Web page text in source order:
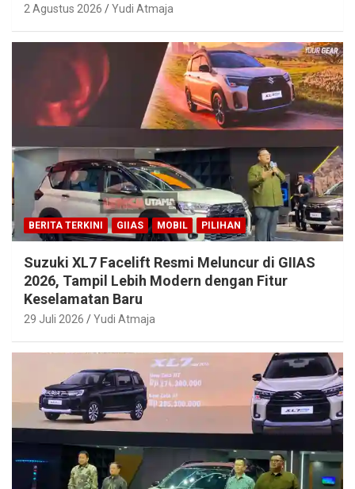
2 Agustus 2026 Yudi Atmaja
BERITA TERKINI GIIAS MOBIL PILIHAN
Suzuki XL7 Facelift Resmi Meluncur di GIIAS
2026, Tampil Lebih Modern dengan Fitur
Keselamatan Baru
29 Juli 2026 Yudi Atmaja